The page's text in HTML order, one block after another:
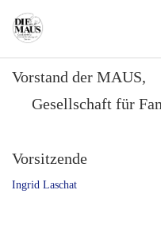
main
Vorstand der MAUS,
Gesellschaft für
Vorsitzende
Ingrid Laschat